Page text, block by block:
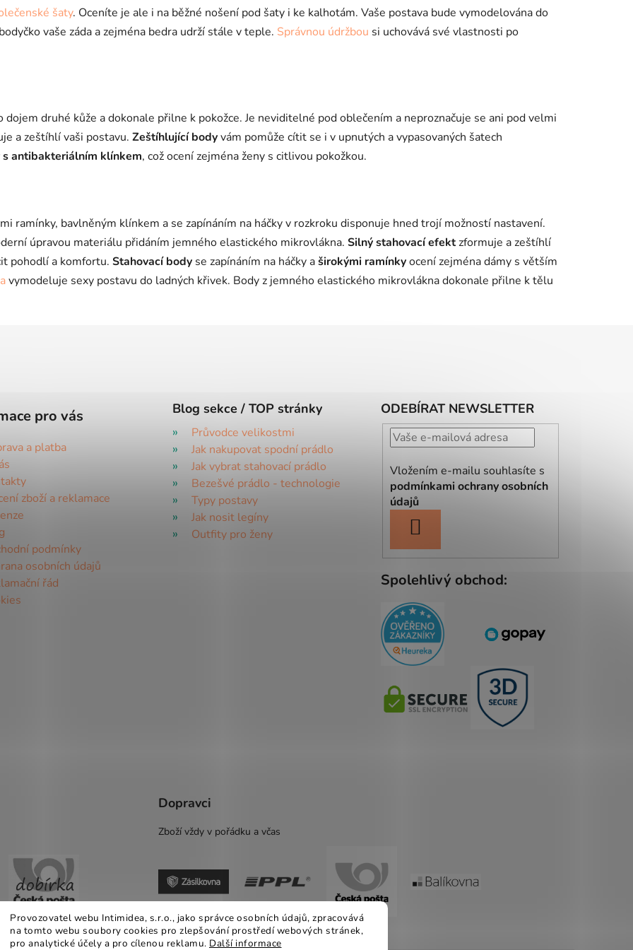
Provozovatel webu Intimidea, s.r.o., jako správce osobních údajů, zpracovává
na tomto webu soubory cookies pro zlepšování prostředí webových stránek,
pro analytické účely a pro cílenou reklamu. Další informace
d
a
v
k
y
v
s
u
šaty. Oceníte je ale i na běžné nošení pod šaty i ke kalhotám. Vaše postava bude vymodelována do
vaše záda a zejména bedra udrží stále v teple. Správnou údržbou si uchovává své vlastnosti po
druhé kůže a dokonale přilne k pokožce. Je neviditelné pod oblečením a neproznačuje se ani pod velmi
a zeštíhlí vaši postavu. Zeštíhlující bodyvám pomůže cítit se i v upnutých a vypasovaných šatech
s antibakteriálním klínkem, což ocení zejména ženy s citlivou pokožkou.
ramínky, bavlněným klínkem a se zapínáním na háčky v rozkroku disponuje hned trojí možností nastavení.
úpravou materiálu přidáním jemného elastického mikrovlákna. Silný stahovací efektzformuje a zeštíhlí
pohodlí a komfortu. Stahovací body se zapínáním na háčky aširokými ramínkyocení zejména dámy s větším
vymodeluje sexy postavu do ladných křivek. Body z jemného elastického mikrovlákna dokonale přilne k tělu
pro vás
a platba
zboží a reklamace
podmínky
osobních údajů
řád
Blog sekce / TOP stránky
Průvodce velikostmi
Jak nakupovat spodní prádlo
Jak vybrat stahovací prádlo
Bezešvé prádlo - technologie
Typy postavy
Jak nosit legíny
Outfity pro ženy
ODEBÍRAT NEWSLETTER
Vložením e-mailu souhlasíte s
podmínkami ochrany osobních
údajů
SE
Spolehlivý obchod:
Dopravci
Zboží vždy v pořádku a včas